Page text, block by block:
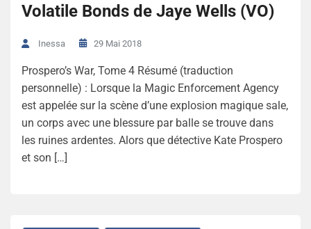
Volatile Bonds de Jaye Wells (VO)
Inessa 29 Mai 2018
Prospero’s War, Tome 4 Résumé (traduction
personnelle) : Lorsque la Magic Enforcement Agency
est appelée sur la scène d’une explosion magique sale,
un corps avec une blessure par balle se trouve dans
les ruines ardentes. Alors que détective Kate Prospero
et son […]